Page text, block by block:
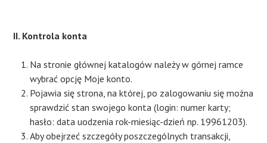
II. Kontrola konta
Na stronie głównej katalogów należy w górnej ramce
wybrać opcję Moje konto.
Pojawia się strona, na której, po zalogowaniu się można
sprawdzić stan swojego konta (login: numer karty;
hasło: data uodzenia rok-miesiąc-dzień np. 19961203).
Aby obejrzeć szczegóły poszczególnych transakcji,